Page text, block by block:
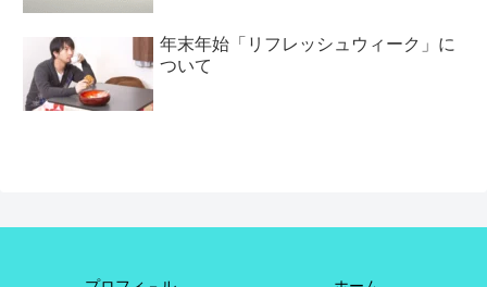
年末年始「リフレッシュウィーク」に
ついて